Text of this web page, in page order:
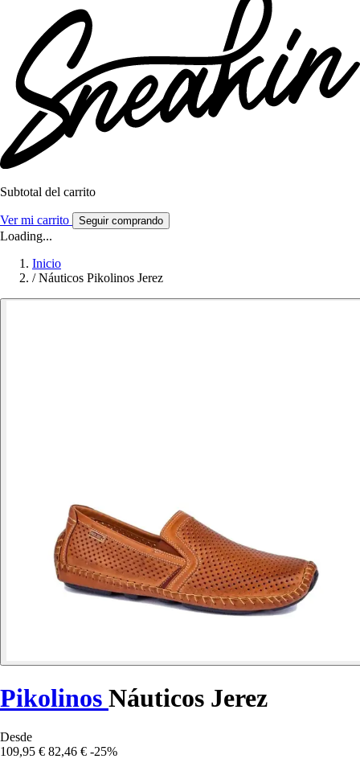
Subtotal del carrito
Ver mi carrito Seguir comprando
Loading...
Inicio
/ Náuticos Pikolinos Jerez
Pikolinos Náuticos Jerez
Desde
109,95 € 82,46 € -25%